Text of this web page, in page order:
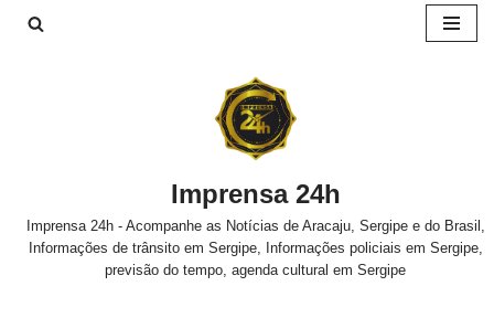
Imprensa 24h
Imprensa 24h - Acompanhe as Notícias de Aracaju, Sergipe e do Brasil,
Informações de trânsito em Sergipe, Informações policiais em Sergipe,
previsão do tempo, agenda cultural em Sergipe